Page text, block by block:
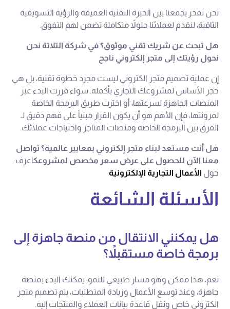
نحن نفخر بجمعنا بين الخبرة التقنية العميقة والرؤية التسويقية
الثاقبة، لنقدم لعملائنا حلولاً متكاملة تضمن لهم التفوق.
هل تبحث عن شريك تقني موثوق؟ في شركة التلاتة نحن
نحول رؤيتك إلى متجر إلكتروني ناجح
إن عملية تصميم متجر الكتروني ليست مجرد خطوة تقنية، بل هي
حجر الأساس لمشروعك التجاري بأكمله. سواء قررت البدء عبر
المنصات الجاهزة لسرعتها، أو اخترت طريق البرمجة الخاصة
لمرونتها، فإن الأهم هو أن يكون القرار مبنياً على فهم دقيق لـ
الفرق بين البرمجة الخاصة ومنصات المتاجر واحتياجات عملائك.
هل أنت مستعد لبناء متجر إلكتروني بمعايير عالمية؟ تواصل
معنا الآن للحصول على عرض سعر مخصص لمشروعكاعرف
حول الأعمال التجارية الإلكترونية
الأسئلة الشائعة
هل يمكنني الانتقال من منصة جاهزة إلى
برمجة خاصة مستقبلاً؟
نعم، هذا ممكن وهو مسار طبيعي للنمو. يمكنك البدء بمنصة
جاهزة، وعند توسع الأعمال وزيادة المتطلبات، يتم تصميم متجر
الكتروني خاص ونقل قاعدة بيانات العملاء والمنتجات إليه.